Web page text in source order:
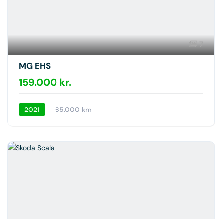
7
MG EHS
159.000 kr.
2021 65.000 km